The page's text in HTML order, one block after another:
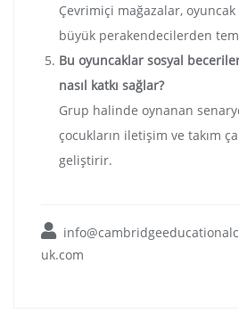
Çevrimiçi mağazalar, oyuncak
büyük perakendecilerden
Bu oyuncaklar sosyal
nasıl katkı sağlar?
Grup halinde oynanan
çocukların iletişim ve takım
geliştirir.
uk.com